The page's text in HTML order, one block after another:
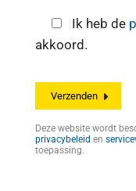
Ik heb de
akkoord.
Deze website wordt
privacybeleid en
toepassing.